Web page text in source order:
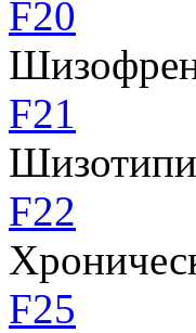
F20
F21
F22
F25